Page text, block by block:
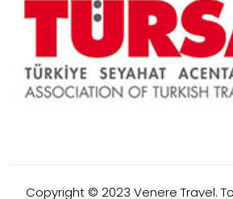
Copyright © 2023 Venere Travel.